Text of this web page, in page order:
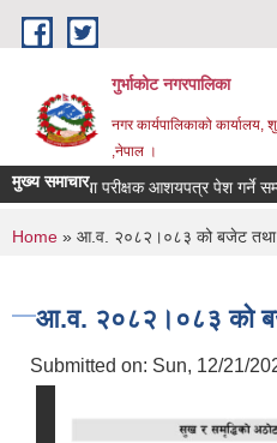
Skip to main content
गुर्भाकोट नगरपालिका
नगर कार्यपालिकाको कार्यालय,
,नेपाल ।
मुख्य समाचारलेखा परीक्षक आशयपत्र पेश गर्ने
You are here
Home » आ.व. २०८२।०८३ को बजेट तथा
आ.व. २०८२।०८३ को
Submitted on: Sun, 12/21/